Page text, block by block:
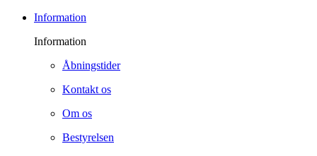
Information
Information
Åbningstider
Kontakt os
Om os
Bestyrelsen